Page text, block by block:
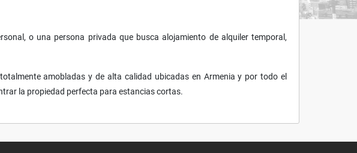
o una persona privada que busca alojamiento de alquiler temporal,
amobladas y de alta calidad ubicadas en Armenia y por todo el
la propiedad perfecta para estancias cortas.